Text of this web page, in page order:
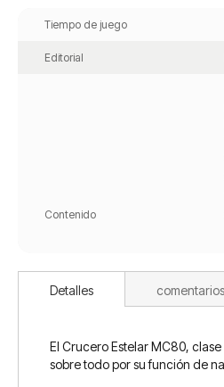
comienzo
Tiempo de juego
Editorial
Contenido
Detalles
El Crucero Estelar MC80,
sobre todo por su función de
comentarios